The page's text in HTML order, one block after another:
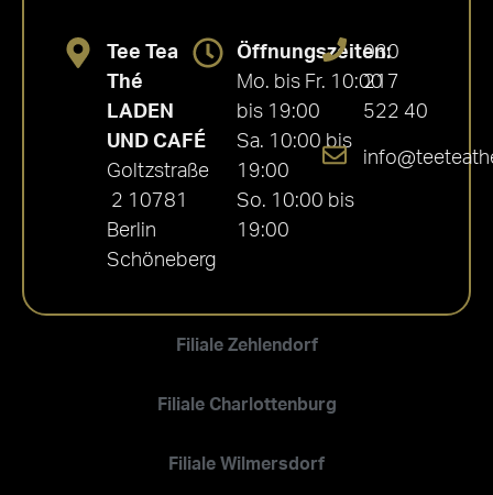
Filiale Zehlendorf
Filiale Charlottenburg
Filiale Wilmersdorf
Tee Tea
Thé
LADEN
UND CAFÉ
Goltzstraße
2 10781
Berlin
Schöneberg
Öffnungszeiten:
Mo. bis Fr. 10:00
bis 19:00
Sa. 10:00 bis
19:00
So. 10:00 bis
19:00
030
217
522 40